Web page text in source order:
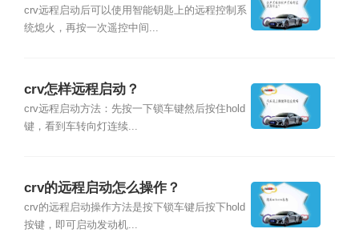
crv远程启动后可以使用智能钥匙上的远程控制系
统熄火，再按一次遥控中间...
crv怎样远程启动？
crv远程启动方法：先按一下锁车键然后按住hold
键，看到车转向灯连续...
crv的远程启动怎么操作？
crv的远程启动操作方法是按下锁车键后按下hold
按键，即可启动发动机...